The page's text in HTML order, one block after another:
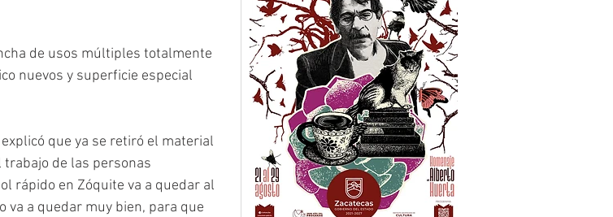
de usos múltiples totalmente
nuevos y superficie especial
que ya se retiró el material
trabajo de las personas
rápido en Zóquite va a quedar al
va a quedar muy bien, para que